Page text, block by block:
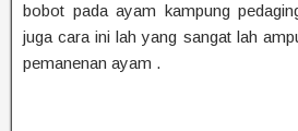
bobot pada ayam kampung
juga cara ini lah yang sangat lah
pemanenan ayam .